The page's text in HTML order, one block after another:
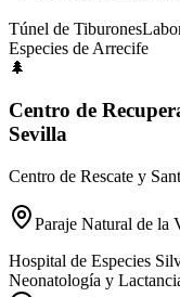
Túnel de Tiburones
Especies de Arrecife
🌲
Centro de
Sevilla
Centro de Rescate y
Paraje Natural de la
Hospital de Especies
Neonatología y